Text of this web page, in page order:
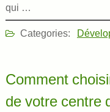
qui …
Categories:
Comment
de votre centre